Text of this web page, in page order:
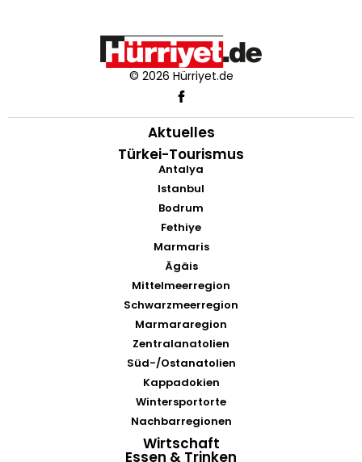
© 2026 Hürriyet.de
Aktuelles
Türkei-Tourismus
Antalya
Istanbul
Bodrum
Fethiye
Marmaris
Ägäis
Mittelmeerregion
Schwarzmeerregion
Marmararegion
Zentralanatolien
Süd-/Ostanatolien
Kappadokien
Wintersportorte
Nachbarregionen
Wirtschaft
Essen & Trinken